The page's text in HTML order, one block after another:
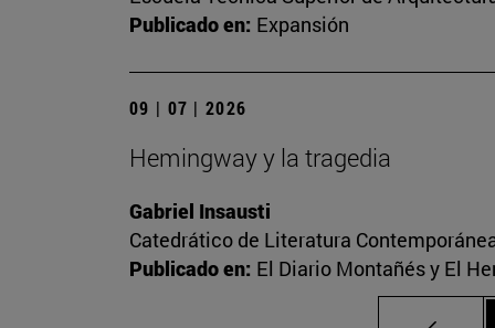
Publicado en: Expansión
09 | 07 | 2026
Hemingway y la tragedia
Gabriel Insausti
Catedrático de Literatura
Publicado en: El Diario Montañés y El